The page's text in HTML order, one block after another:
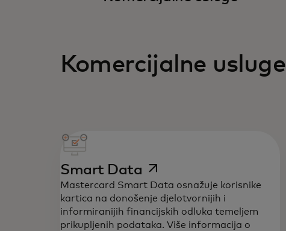
Komercijalne usluge
Smart Data opens in a new tab
Mastercard Smart Data osnažuje korisnike
kartica na donošenje djelotvornijih i
informiranijih financijskih odluka temeljem
prikupljenih podataka. Više informacija o